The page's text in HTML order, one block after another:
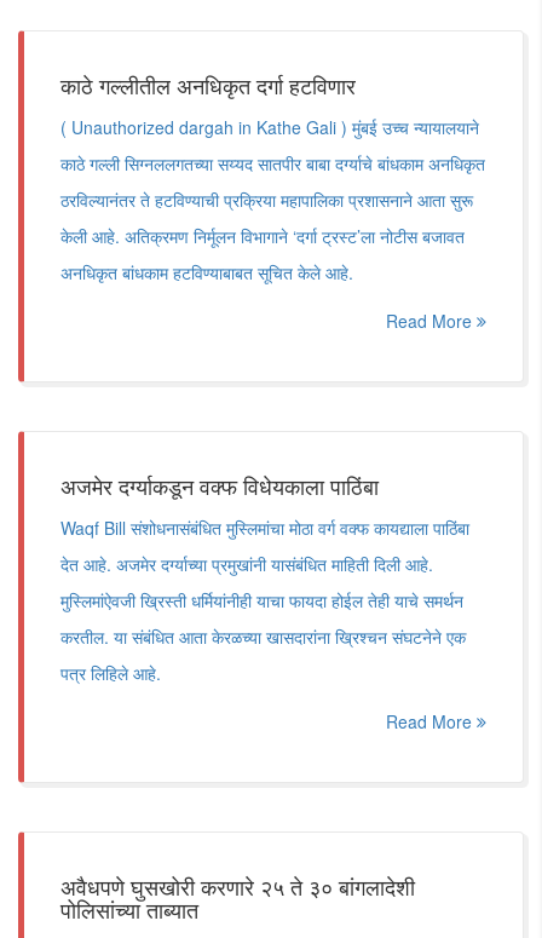
काठे गल्लीतील अनधिकृत दर्गा हटविणार
( Unauthorized dargah in Kathe Gali ) मुंबई उच्च न्यायालयाने
काठे गल्ली सिग्नललगतच्या सय्यद सातपीर बाबा दर्ग्याचे बांधकाम अनधिकृत
ठरविल्यानंतर ते हटविण्याची प्रक्रिया महापालिका प्रशासनाने आता सुरू
केली आहे. अतिक्रमण निर्मूलन विभागाने ‘दर्गा ट्रस्ट’ला नोटीस बजावत
अनधिकृत बांधकाम हटविण्याबाबत सूचित केले आहे.
Read More
अजमेर दर्ग्याकडून वक्फ विधेयकाला पाठिंबा
Waqf Bill संशोधनासंबंधित मुस्लिमांचा मोठा वर्ग वक्फ कायद्याला पाठिंबा
देत आहे. अजमेर दर्ग्याच्या प्रमुखांनी यासंबंधित माहिती दिली आहे.
मुस्लिमांऐवजी ख्रिस्ती धर्मियांनीही याचा फायदा होईल तेही याचे समर्थन
करतील. या संबंधित आता केरळच्या खासदारांना ख्रिश्चन संघटनेने एक
पत्र लिहिले आहे.
Read More
अवैधपणे घुसखोरी करणारे २५ ते ३० बांगलादेशी
पोलिसांच्या ताब्यात